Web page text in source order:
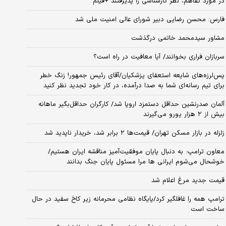
فارس: محسن رضایی دبیر شورای عالی امنیت ملی شد
مشاور سیدمحمد خاتمی درگذشت
سربازان فراری بخوانند/ آیا معافیت در راه است؟
پس‌لرزه‌های شایعه استعفای پزشکیان/آقای رئیس جمهور! زنگ خطر
برای تیم رسانه‌ای شما به صدا درآمده، در کار خود تجدید نظر کنید
آلمان صدرنشین حداقل دستمزد اروپا شد/ کارگران حداقل‌بگیر ماهانه
بیش از ۲ هزار یورو می‌گیرند
زلزله در بازار مسکن تهران/ قیمت‌ها ۲ برابر شد، خریدار ناپدید شد
معاون ترامپ: به دنبال پایان موفقیت‌آمیز مناقشه ایران هستیم/
خوشحال می‌شوم ایرانی ها مرا مسئول پایان جنگ بدانند
قیمت جدید مرغ اعلام شد
ترامپ همه را غافلگیر کرد/پایگاه نظامی محرمانه زیر کاخ سفید در حال
ساخت است